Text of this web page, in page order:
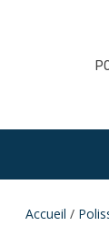
Accueil /